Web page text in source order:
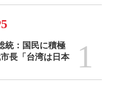
統：国民に積極
長「台湾は日本
1